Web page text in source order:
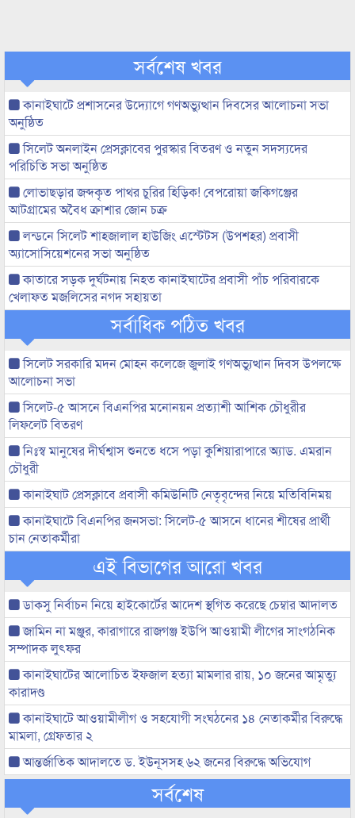
সর্বশেষ খবর
কানাইঘাটে প্রশাসনের উদ্যোগে গণঅভ্যুত্থান দিবসের আলোচনা সভা
অনুষ্ঠিত
সিলেট অনলাইন প্রেসক্লাবের পুরস্কার বিতরণ ও নতুন সদস্যদের
পরিচিতি সভা অনুষ্ঠিত
লোভাছড়ার জব্দকৃত পাথর চুরির হিড়িক! বেপরোয়া জকিগঞ্জের
আটগ্রামের অবৈধ ক্রাশার জোন চক্র
লন্ডনে সিলেট শাহজালাল হাউজিং এস্টেটস (উপশহর) প্রবাসী
অ্যাসোসিয়েশনের সভা অনুষ্ঠিত
কাতারে সড়ক দুর্ঘটনায় নিহত কানাইঘাটের প্রবাসী পাঁচ পরিবারকে
খেলাফত মজলিসের নগদ সহায়তা
সর্বাধিক পঠিত খবর
সিলেট সরকারি মদন মোহন কলেজে জুলাই গণঅভ্যুত্থান দিবস উপলক্ষে
আলোচনা সভা
সিলেট-৫ আসনে বিএনপির মনোনয়ন প্রত্যাশী আশিক চৌধুরীর
লিফলেট বিতরণ
নিঃস্ব মানুষের দীর্ঘশ্বাস শুনতে ধসে পড়া কুশিয়ারাপারে অ্যাড. এমরান
চৌধুরী
কানাইঘাট প্রেসক্লাবে প্রবাসী কমিউনিটি নেতৃবৃন্দের নিয়ে মতিবিনিময়
কানাইঘাটে বিএনপির জনসভা: সিলেট-৫ আসনে ধানের শীষের প্রার্থী
চান নেতাকর্মীরা
এই বিভাগের আরো খবর
ডাকসু নির্বাচন নিয়ে হাইকোর্টের আদেশ স্থগিত করেছে চেম্বার আদালত
জামিন না মঞ্জুর, কারাগারে রাজগঞ্জ ইউপি আওয়ামী লীগের সাংগঠনিক
সম্পাদক লুৎফর
কানাইঘাটের আলোচিত ইফজাল হত্যা মামলার রায়, ১০ জনের আমৃত্যু
কারাদণ্ড
কানাইঘাটে আওয়ামীলীগ ও সহযোগী সংঘঠনের ১৪ নেতাকর্মীর বিরুদ্ধে
মামলা, গ্রেফতার ২
আন্তর্জাতিক আদালতে ড. ইউনূসসহ ৬২ জনের বিরুদ্ধে অভিযোগ
সর্বশেষ